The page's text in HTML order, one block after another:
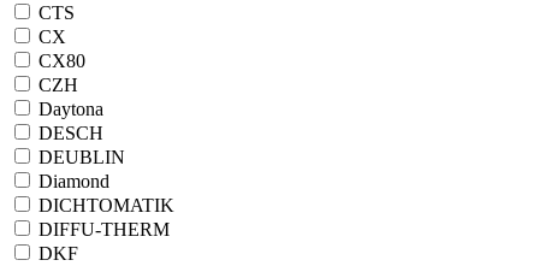
CTS
CX
CX80
CZH
Daytona
DESCH
DEUBLIN
Diamond
DICHTOMATIK
DIFFU-THERM
DKF